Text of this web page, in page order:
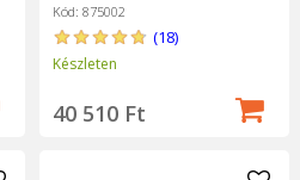
Kód: 875002
(18)
Készleten
40 510 Ft